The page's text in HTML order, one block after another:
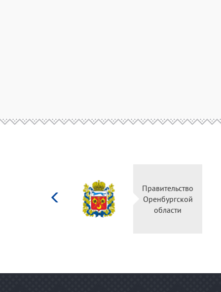
Правительство
Оренбургской
области